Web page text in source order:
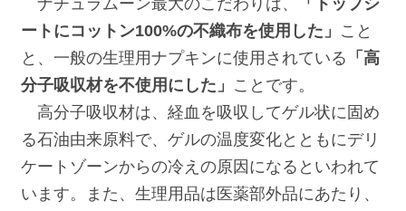
ナチュラムーン最大のこだわりは、
「トップシ
ートにコットン100%の不織布を使用した」 こと
と、一般の生理用ナプキンに使用されている 「高
分子吸収材を不使用にした」 ことです。
高分子吸収材は、経血を吸収してゲル状に固め
る石油由来原料で、ゲルの温度変化とともにデリ
ケートゾーンからの冷えの原因になるといわれて
います。また、生理用品は医薬部外品にあたり、